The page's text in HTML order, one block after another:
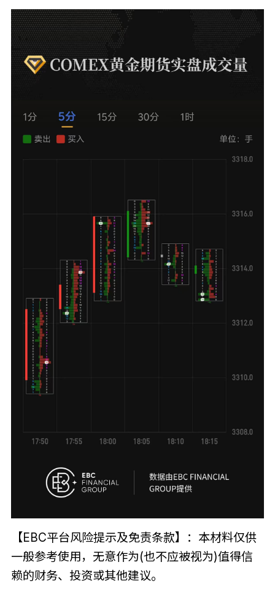
【EBC平台风险提示及免责条款】：本材料仅供
一般参考使用，无意作为(也不应被视为)值得信
赖的财务、投资或其他建议。